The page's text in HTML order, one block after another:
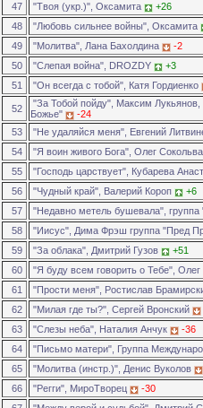
47
"Твоя (укр.)", Оксамита
+26
48
"Любовь сильнее войны", Оксамита
49
"Молитва", Лана Бахолдина
-2
50
"Слепая война", DROZDY
+3
51
"Он всегда с тобой", Катя Гордиенко
52
"За Тобой пойду", Максим
Божье"
-24
53
"Не удаляйся меня", Евгений
54
"Я воин живого Бога", Олег
55
"Господь царствует", Кубарева
56
"Чудный край", Валерий Короп
+6
57
"Недавно метель бушевала",
58
"Иисус", Дима Фрэш группа "Пред
59
"За облака", Дмитрий Гузов
+51
60
"Я буду всем говорить о Тебе",
61
"Прости меня", Ростислав
62
"Милая где ты?", Сергей Вронский
63
"Слезы неба", Наталия Анчук
-36
64
"Письмо матери", Группа
65
"Молитва (инстр.)", Денис Вуколов
66
"Регги", МироТворец
-30